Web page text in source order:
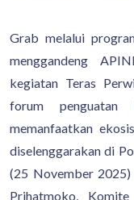
Grab melalui
menggandeng
kegiatan Teras
forum
memanfaatkan
diselenggarakan di
(25 November
Prihatmoko,